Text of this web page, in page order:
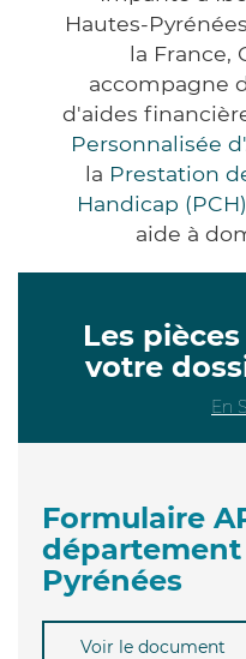
Hautes-
la France,
accompagne
d'aides
Personnalisée
la Prestation
Handicap (PCH)
aide à
Les
votre
En
Formulaire
département
Pyrénées
Voir le document